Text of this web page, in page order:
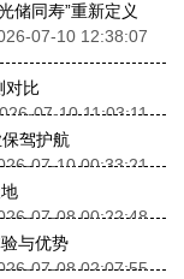
储同寿”重新定义
07-10 12:38:07
对比
07-10 11:03:11
驾护航
07-10 00:33:21
07-08 00:22:48
与优势
07-08 02:07:55